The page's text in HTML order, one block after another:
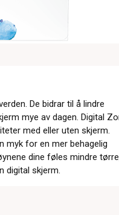
De bidrar til å lindre
mye av dagen. Digital
med eller uten skjerm.
myk for en mer behagelig
dine føles mindre
digital skjerm.